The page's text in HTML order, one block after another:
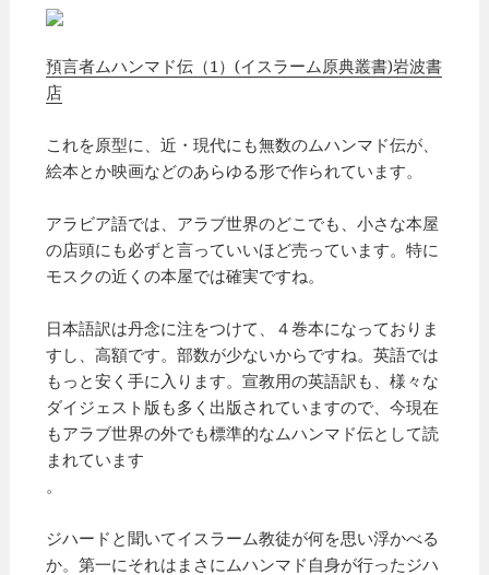
預言者ムハンマド伝（1）(イスラーム原典叢書)岩波書
店
これを原型に、近・現代にも無数のムハンマド伝が、
絵本とか映画などのあらゆる形で作られています。
アラビア語では、アラブ世界のどこでも、小さな本屋
の店頭にも必ずと言っていいほど売っています。特に
モスクの近くの本屋では確実ですね。
日本語訳は丹念に注をつけて、４巻本になっておりま
すし、高額です。部数が少ないからですね。英語では
もっと安く手に入ります。宣教用の英語訳も、様々な
ダイジェスト版も多く出版されていますので、今現在
もアラブ世界の外でも標準的なムハンマド伝として読
まれています
。
ジハードと聞いてイスラーム教徒が何を思い浮かべる
か。第一にそれはまさにムハンマド自身が行ったジハ